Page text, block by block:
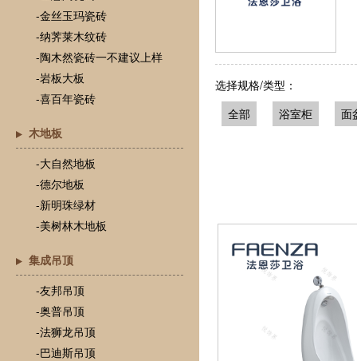
-金丝玉玛瓷砖
-纳荠莱木纹砖
-陶木然瓷砖一不建议上样
-岩板大板
-喜百年瓷砖
木地板
-大自然地板
-德尔地板
-新明珠绿材
-美树林木地板
集成吊顶
-友邦吊顶
-奥普吊顶
-法狮龙吊顶
-巴迪斯吊顶
选择规格/类型：
全部
浴室柜 面